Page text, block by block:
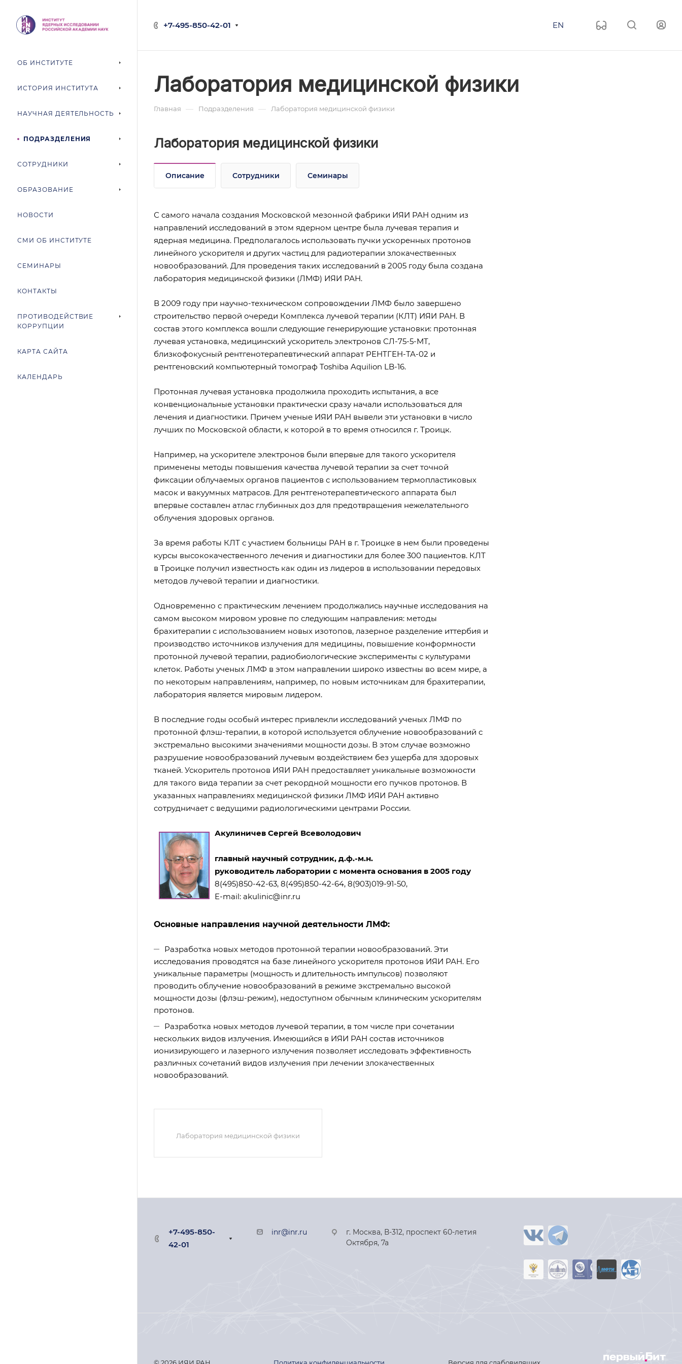
+7-495-850-42-01 EN
ОБ ИНСТИТУТЕ
ИСТОРИЯ ИНСТИТУТА
НАУЧНАЯ ДЕЯТЕЛЬНОСТЬ
ПОДРАЗДЕЛЕНИЯ
СОТРУДНИКИ
ОБРАЗОВАНИЕ
НОВОСТИ
СМИ ОБ ИНСТИТУТЕ
СЕМИНАРЫ
КОНТАКТЫ
ПРОТИВОДЕЙСТВИЕ
КОРРУПЦИИ
КАРТА САЙТА
КАЛЕНДАРЬ
Лаборатория медицинской физики
Главная — Подразделения — Лаборатория медицинской физики
Лаборатория медицинской физики
Описание Сотрудники Семинары
С самого начала создания Московской мезонной фабрики ИЯИ РАН одним из
направлений исследований в этом ядерном центре была лучевая терапия и
ядерная медицина. Предполагалось использовать пучки ускоренных протонов
линейного ускорителя и других частиц для радиотерапии злокачественных
новообразований. Для проведения таких исследований в 2005 году была создана
лаборатория медицинской физики (ЛМФ) ИЯИ РАН.
В 2009 году при научно-техническом сопровождении ЛМФ было завершено
строительство первой очереди Комплекса лучевой терапии (КЛТ) ИЯИ РАН. В
состав этого комплекса вошли следующие генерирующие установки: протонная
лучевая установка, медицинский ускоритель электронов СЛ-75-5-МТ,
близкофокусный рентгенотерапевтический аппарат РЕНТГЕН-ТА-02 и
рентгеновский компьютерный томограф Toshiba Aquilion LB-16.
Протонная лучевая установка продолжила проходить испытания, а все
конвенциональные установки практически сразу начали использоваться для
лечения и диагностики. Причем ученые ИЯИ РАН вывели эти установки в число
лучших по Московской области, к которой в то время относился г. Троицк.
Например, на ускорителе электронов были впервые для такого ускорителя
применены методы повышения качества лучевой терапии за счет точной
фиксации облучаемых органов пациентов с использованием термопластиковых
масок и вакуумных матрасов. Для рентгенотерапевтического аппарата был
впервые составлен атлас глубинных доз для предотвращения нежелательного
облучения здоровых органов.
За время работы КЛТ с участием больницы РАН в г. Троицке в нем были проведены
курсы высококачественного лечения и диагностики для более 300 пациентов. КЛТ
в Троицке получил известность как один из лидеров в использовании передовых
методов лучевой терапии и диагностики.
Одновременно с практическим лечением продолжались научные исследования на
самом высоком мировом уровне по следующим направления: методы
брахитерапии с использованием новых изотопов, лазерное разделение иттербия и
производство источников излучения для медицины, повышение конформности
протонной лучевой терапии, радиобиологические эксперименты с культурами
клеток. Работы ученых ЛМФ в этом направлении широко известны во всем мире, а
по некоторым направлениям, например, по новым источникам для брахитерапии,
лаборатория является мировым лидером.
В последние годы особый интерес привлекли исследований ученых ЛМФ по
протонной флэш-терапии, в которой используется облучение новообразований с
экстремально высокими значениями мощности дозы. В этом случае возможно
разрушение новообразований лучевым воздействием без ущерба для здоровых
тканей. Ускоритель протонов ИЯИ РАН предоставляет уникальные возможности
для такого вида терапии за счет рекордной мощности его пучков протонов. В
указанных направлениях медицинской физики ЛМФ ИЯИ РАН активно
сотрудничает с ведущими радиологическими центрами России.
Акулиничев Сергей Всеволодович
главный научный сотрудник, д.ф.-м.н.
руководитель лаборатории с момента основания в 2005 году
8(495)850-42-63, 8(495)850-42-64, 8(903)019-91-50,
E-mail: akulinic@inr.ru
Основные направления научной деятельности ЛМФ:
Разработка новых методов протонной терапии новообразований. Эти
исследования проводятся на базе линейного ускорителя протонов ИЯИ РАН. Его
уникальные параметры (мощность и длительность импульсов) позволяют
проводить облучение новообразований в режиме экстремально высокой
мощности дозы (флэш-режим), недоступном обычным клиническим ускорителям
протонов.
Разработка новых методов лучевой терапии, в том числе при сочетании
нескольких видов излучения. Имеющийся в ИЯИ РАН состав источников
ионизирующего и лазерного излучения позволяет исследовать эффективность
различных сочетаний видов излучения при лечении злокачественных
новообразований.
Лаборатория медицинской физики
+7-495-850-
42-01
inr@inr.ru
г. Москва, В-312, проспект 60-летия
Октября, 7а
© 2026 ИЯИ РАН Политика конфиденциальности Версия для слабовидящих